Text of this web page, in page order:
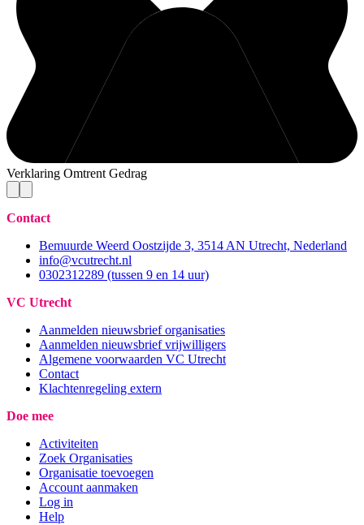
Verklaring Omtrent Gedrag
Contact
Bemuurde Weerd Oostzijde 3, 3514 AN Utrecht, Nederland
info@vcutrecht.nl
0302312289 (tussen 9 en 14 uur)
VC Utrecht
Aanmelden nieuwsbrief organisaties
Aanmelden nieuwsbrief vrijwilligers
Algemene voorwaarden VC Utrecht
Contact
Klachtenregeling extern
Doe mee
Activiteiten
Zoek Organisaties
Organisatie toevoegen
Account aanmaken
Log in
Help